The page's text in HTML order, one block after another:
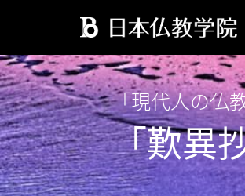
「現代人の仏
「歎異